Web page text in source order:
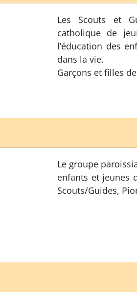
Les Scouts et
catholique de
l’éducation des
dans la vie.
Garçons et filles
Le groupe
enfants et jeunes
Scouts/Guides,